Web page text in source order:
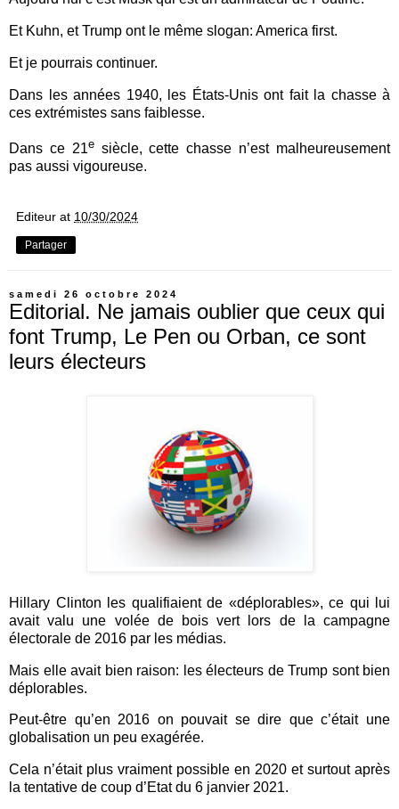
Et Kuhn, et Trump ont le même slogan: America first.
Et je pourrais continuer.
Dans les années 1940, les États-Unis ont fait la chasse à
ces extrémistes sans faiblesse.
Dans ce 21esiècle, cette chasse n’est malheureusement
pas aussi vigoureuse.
Editeur at 10/30/2024
Partager
samedi 26 octobre 2024
Editorial. Ne jamais oublier que ceux qui
font Trump, Le Pen ou Orban, ce sont
leurs électeurs
Hillary Clinton les qualifiaient de «déplorables», ce qui lui
avait valu une volée de bois vert lors de la campagne
électorale de 2016 par les médias.
Mais elle avait bien raison: les électeurs de Trump sont bien
déplorables.
Peut-être qu’en 2016 on pouvait se dire que c’était une
globalisation un peu exagérée.
Cela n’était plus vraiment possible en 2020 et surtout après
la tentative de coup d’Etat du 6 janvier 2021.